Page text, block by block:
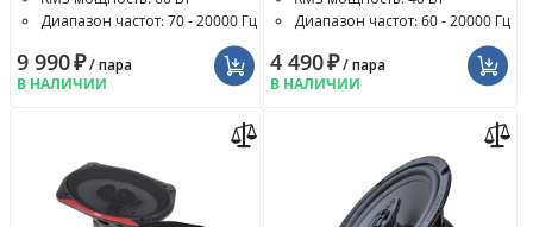
Диапазон частот: 70 - 20000 Гц
9 990₽/ пара
В НАЛИЧИИ
Диапазон частот: 60 - 20000 Гц
4 490₽/ пара
В НАЛИЧИИ